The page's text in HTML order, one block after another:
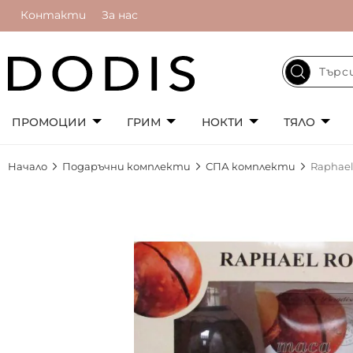
Контакти За нас
ПРОМОЦИИ ГРИМ НОКТИ ТЯЛО
Начало Подаръчни комплекти СПА комплекти